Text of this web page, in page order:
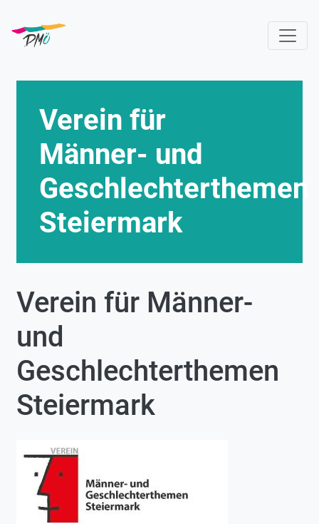
zum
Inhalt
Verein für
Männer- und
Geschlechterthemen
Steiermark
Verein für Männer-
und
Geschlechterthemen
Steiermark